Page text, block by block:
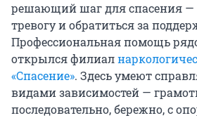
решающий шаг для спасения —
тревогу и обратиться за
Профессиональная помощь
открылся филиал
«Спасение». Здесь умеют
видами зависимостей —
последовательно, бережно, с